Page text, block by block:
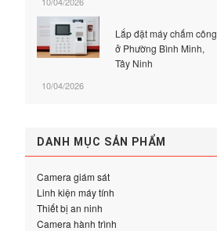
Lắp đặt máy chấm công
ở Phường Bình Minh,
Tây Ninh
10/04/2026
DANH MỤC SẢN PHẨM
Camera giám sát
Linh kiện máy tính
Thiết bị an ninh
Camera hành trình